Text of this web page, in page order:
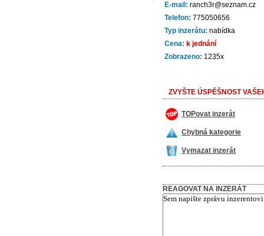
E-mail: ranch3r@seznam.cz
Telefon: 775050656
Typ inzerátu: nabídka
Cena: k jednání
Zobrazeno: 1235x
ZVYŠTE ÚSPĚŠNOST
TOPovat inzerát
Chybná kategorie
Vymazat inzerát
REAGOVAT NA INZERÁT